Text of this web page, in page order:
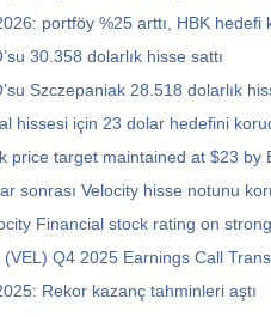
portföy %25 arttı, HBK hedefi
30.358 dolarlık hisse sattı
Szczepaniak 28.518 dolarlık
hissesi için 23 dolar hedefini
price target maintained at $23 by
sonrası Velocity hisse notunu
Financial stock rating on
Q4 2025 Earnings Call
Rekor kazanç tahminleri aştı